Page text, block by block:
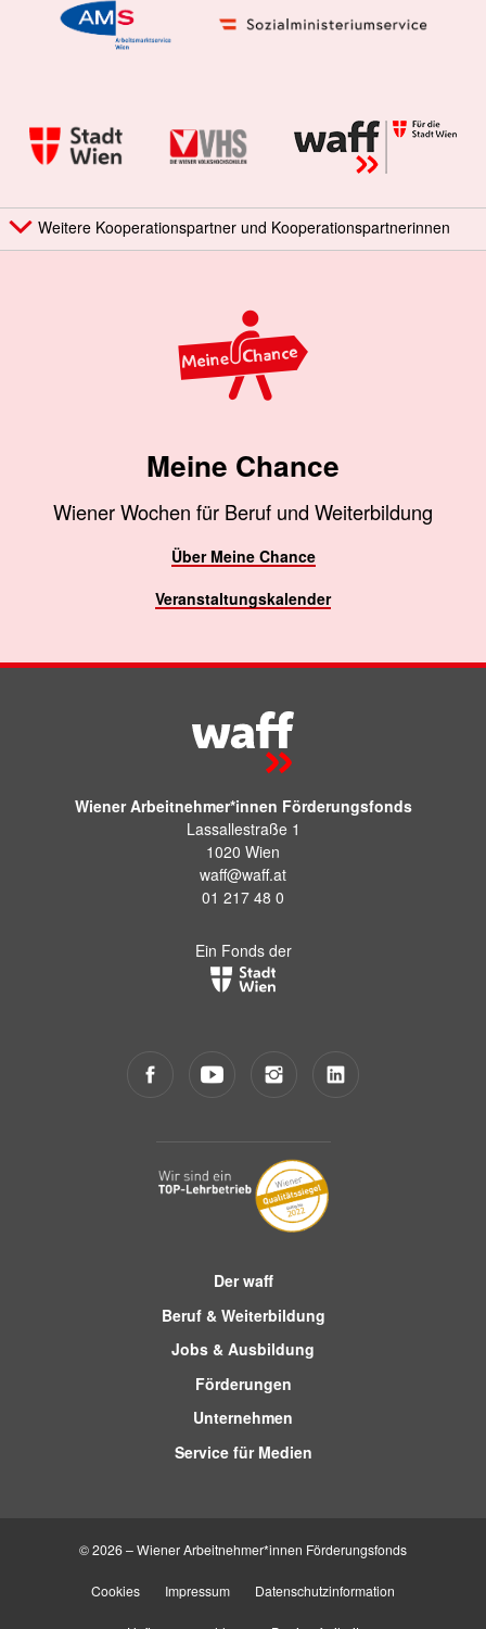
Weitere Kooperationspartner und Kooperationspartnerinnen
Meine Chance
Wiener Wochen für Beruf und Weiterbildung
Über Meine Chance
Veranstaltungskalender
Wiener Arbeitnehmer*innen Förderungsfonds
Lassallestraße 1
1020 Wien
waff@waff.at
01 217 48 0
Ein Fonds der
Der waff
Beruf & Weiterbildung
Jobs & Ausbildung
Förderungen
Unternehmen
Service für Medien
© 2026 – Wiener Arbeitnehmer*innen Förderungsfonds
Cookies Impressum Datenschutzinformation